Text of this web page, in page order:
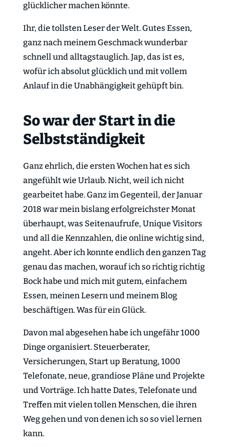
glücklicher machen könnte.
Ihr, die tollsten Leser der Welt. Gutes Essen,
ganz nach meinem Geschmack wunderbar
schnell und alltagstauglich. Jap, das ist es,
wofür ich absolut glücklich und mit vollem
Anlauf in die Unabhängigkeit gehüpft bin.
So war der Start in die
Selbstständigkeit
Ganz ehrlich, die ersten Wochen hat es sich
angefühlt wie Urlaub. Nicht, weil ich nicht
gearbeitet habe. Ganz im Gegenteil, der Januar
2018 war mein bislang erfolgreichster Monat
überhaupt, was Seitenaufrufe, Unique Visitors
und all die Kennzahlen, die online wichtig sind,
angeht. Aber ich konnte endlich den ganzen Tag
genau das machen, worauf ich so richtig richtig
Bock habe und mich mit gutem, einfachem
Essen, meinen Lesern und meinem Blog
beschäftigen. Was für ein Glück.
Davon mal abgesehen habe ich ungefähr 1000
Dinge organisiert. Steuerberater,
Versicherungen, Start up Beratung, 1000
Telefonate, neue, grandiose Pläne und Projekte
und Vorträge. Ich hatte Dates, Telefonate und
Treffen mit vielen tollen Menschen, die ihren
Weg gehen und von denen ich so so viel lernen
kann.